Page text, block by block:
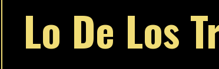
Lo De Los